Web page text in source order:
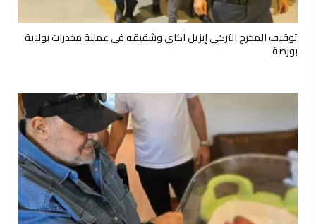
توقيف المخرج التركي إيزيل آكاي وشقيقه في عملية مخدرات بولاية
بورصة